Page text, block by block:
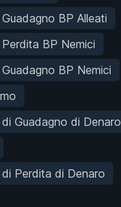
BP Alleati
BP Nemici
BP Nemici
Guadagno di Denaro
Perdita di Denaro